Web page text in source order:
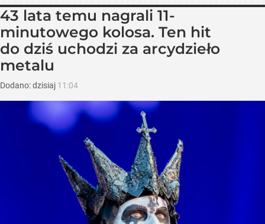
43 lata temu nagrali 11-
minutowego kolosa. Ten hit
do dziś uchodzi za arcydzieło
metalu
Dodano:dzisiaj 11:04